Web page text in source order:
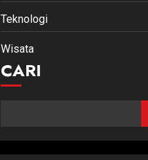
Teknologi
Wisata
CARI